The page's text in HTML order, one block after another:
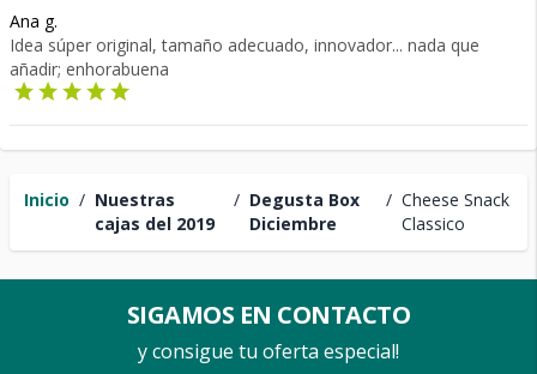
Inicio / Nuestras
cajas del 2019
/ Degusta Box
Diciembre
/ Cheese Snack
Classico
Ana g.
Idea súper original, tamaño adecuado, innovador... nada que
añadir; enhorabuena
SIGAMOS EN CONTACTO
y consigue tu oferta especial!